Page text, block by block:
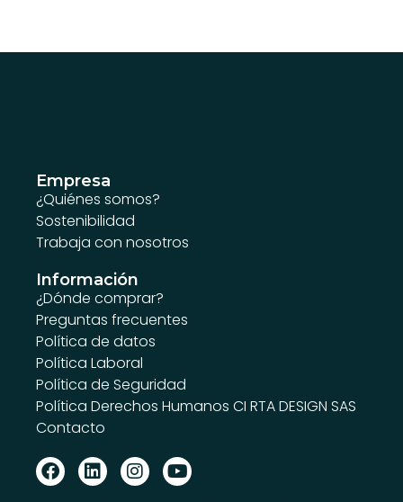
Empresa
¿Quiénes somos?
Sostenibilidad
Trabaja con nosotros
Información
¿Dónde comprar?
Preguntas frecuentes
Política de datos
Política Laboral
Política de Seguridad
Política Derechos Humanos CI RTA DESIGN SAS
Contacto